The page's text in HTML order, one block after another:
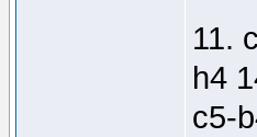
11.
h4
c5-